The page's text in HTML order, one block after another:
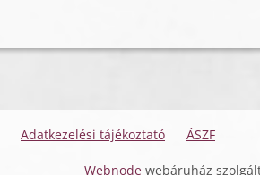
Adatkezelési tájékoztató ÁSZF
Webnode webáruház